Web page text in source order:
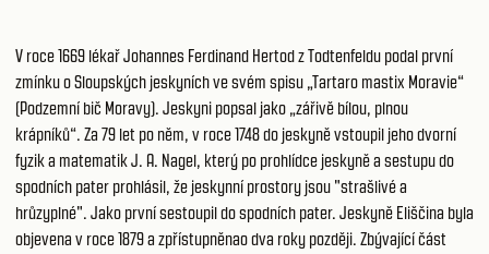
V roce 1669 lékař Johannes Ferdinand Hertod z Todtenfeldu podal první
zmínku o Sloupských jeskyních ve svém spisu „Tartaro mastix Moravie“
(Podzemní bič Moravy). Jeskyni popsal jako „zářivě bílou, plnou
krápníků“. Za 79 let po něm, v roce 1748 do jeskyně vstoupil jeho dvorní
fyzik a matematik J. A. Nagel, který po prohlídce jeskyně a sestupu do
spodních pater prohlásil, že jeskynní prostory jsou "strašlivé a
hrůzyplné". Jako první sestoupil do spodních pater. Jeskyně Eliščina byla
objevena v roce 1879 a zpřístupněnao dva roky později. Zbývající část